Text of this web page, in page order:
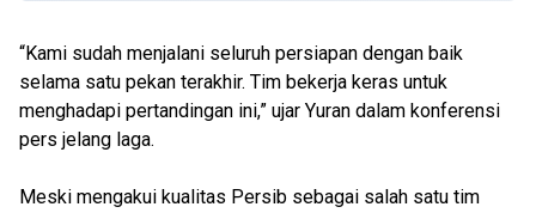
“Kami sudah menjalani seluruh persiapan dengan baik
selama satu pekan terakhir. Tim bekerja keras untuk
menghadapi pertandingan ini,” ujar Yuran dalam konferensi
pers jelang laga.
Meski mengakui kualitas Persib sebagai salah satu tim